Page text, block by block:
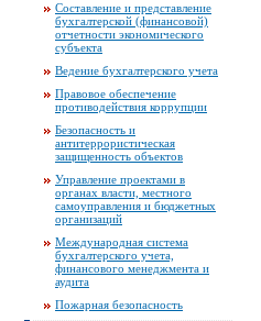
Составление и представление
бухгалтерской (финансовой)
отчетности экономического
субъекта
Ведение бухгалтерского учета
Правовое обеспечение
противодействия коррупции
Безопасность и
антитеррористическая
защищенность объектов
Управление проектами в
органах власти, местного
самоуправления и бюджетных
организаций
Международная система
бухгалтерского учета,
финансового менеджмента и
аудита
Пожарная безопасность